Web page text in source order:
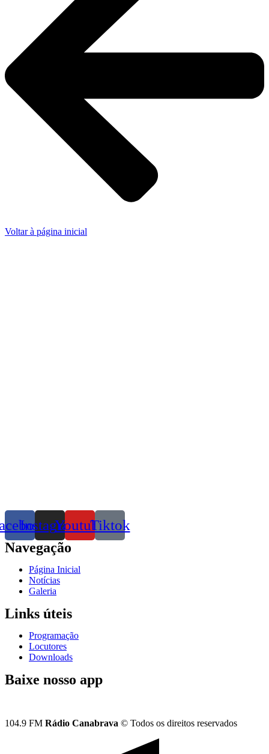
Voltar à página inicial
InstagramYoutubeTiktok
Navegação
Página Inicial
Notícias
Galeria
Links úteis
Programação
Locutores
Downloads
Baixe nosso app
104.9 FM Rádio Canabrava © Todos os direitos reservados